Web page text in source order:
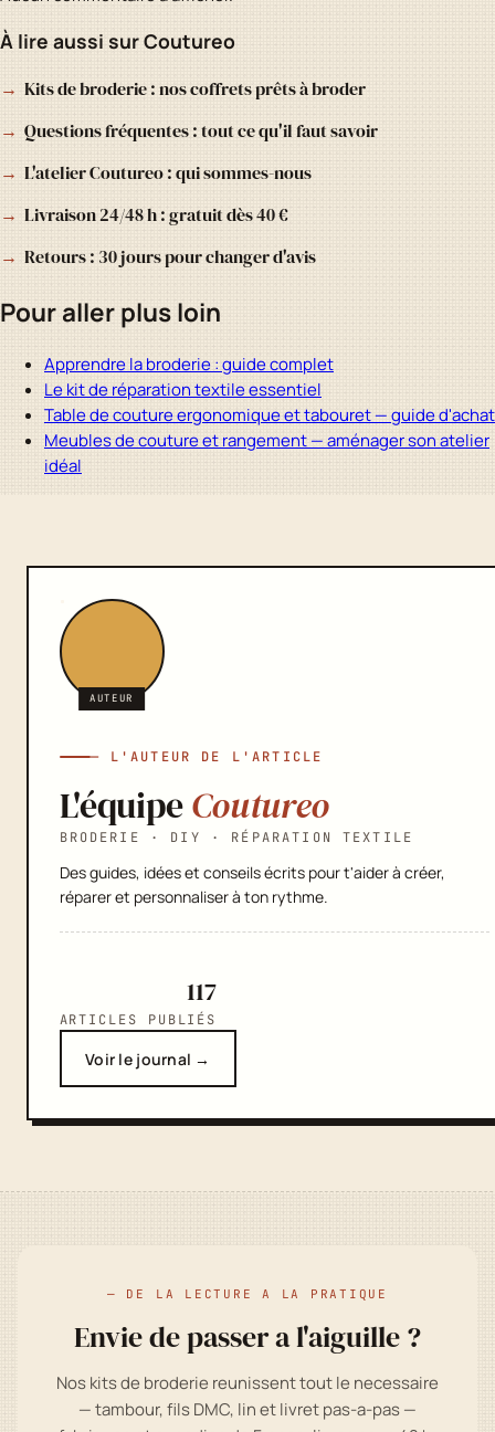
À lire aussi sur Coutureo
Kits de broderie : nos coffrets prêts à broder
Questions fréquentes : tout ce qu'il faut savoir
L'atelier Coutureo : qui sommes-nous
Livraison 24/48 h : gratuit dès 40 €
Retours : 30 jours pour changer d'avis
Pour aller plus loin
Apprendre la broderie : guide complet
Le kit de réparation textile essentiel
Table de couture ergonomique et tabouret — guide d'achat
Meubles de couture et rangement — aménager son atelier
idéal
AUTEUR
— L'AUTEUR DE L'ARTICLE
L'équipeCoutureo
BRODERIE · DIY · RÉPARATION TEXTILE
Des guides, idées et conseils écrits pour t'aider à créer,
réparer et personnaliser à ton rythme.
117
ARTICLES PUBLIÉS
Voir le journal →
— DE LA LECTURE A LA PRATIQUE
Envie de passer a l'aiguille ?
Nos kits de broderie reunissent tout le necessaire
— tambour, fils DMC, lin et livret pas-a-pas —